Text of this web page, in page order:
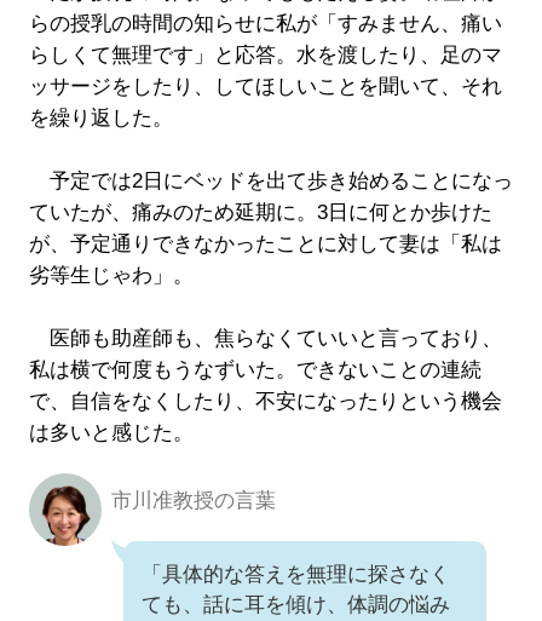
らの授乳の時間の知らせに私が「すみません、痛い
らしくて無理です」と応答。水を渡したり、足のマ
ッサージをしたり、してほしいことを聞いて、それ
を繰り返した。
予定では2日にベッドを出て歩き始めることになっ
ていたが、痛みのため延期に。3日に何とか歩けた
が、予定通りできなかったことに対して妻は「私は
劣等生じゃわ」。
医師も助産師も、焦らなくていいと言っており、
私は横で何度もうなずいた。できないことの連続
で、自信をなくしたり、不安になったりという機会
は多いと感じた。
市川准教授の言葉
「具体的な答えを無理に探さなく
ても、話に耳を傾け、体調の悩み